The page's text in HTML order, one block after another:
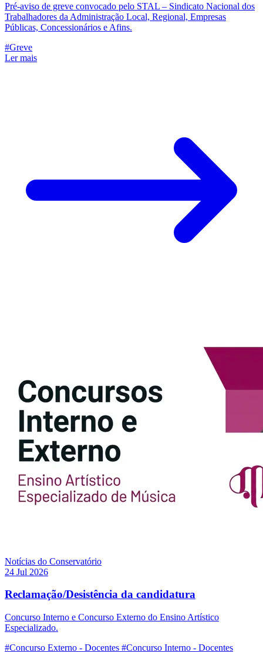
Pré-aviso de greve convocado pelo STAL – Sindicato Nacional dos
Trabalhadores da Administração Local, Regional, Empresas
Públicas, Concessionários e Afins.
#Greve
Ler mais
Notícias do Conservatório
24 Jul 2026
Reclamação/Desistência da candidatura
Concurso Interno e Concurso Externo do Ensino Artístico
Especializado.
#Concurso Externo - Docentes #Concurso Interno - Docentes